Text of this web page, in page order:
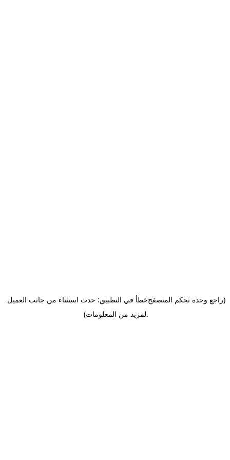
خطأ في التطبيق: حدث استثناء من جانب العميل(راجع وحدة تحكم المتصفح
لمزيد من المعلومات).